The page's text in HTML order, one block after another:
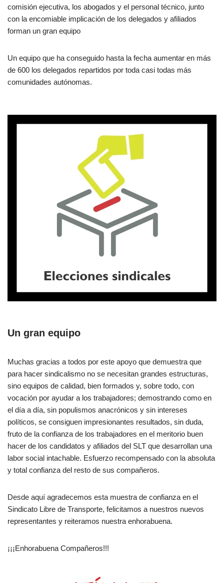
comisión ejecutiva, los abogados y el personal técnico, junto
con la encomiable implicación de los delegados y afiliados
forman un gran equipo
Un equipo que ha conseguido hasta la fecha aumentar en más
de 600 los delegados repartidos por toda casi todas más
comunidades autónomas.
Un gran equipo
Muchas gracias a todos por este apoyo que demuestra que
para hacer sindicalismo no se necesitan grandes estructuras,
sino equipos de calidad, bien formados y, sobre todo, con
vocación por ayudar a los trabajadores; demostrando como en
el día a día, sin populismos anacrónicos y sin intereses
políticos, se consiguen impresionantes resultados, sin duda,
fruto de la confianza de los trabajadores en el meritorio buen
hacer de los candidatos y afiliados del SLT que desarrollan una
labor social intachable. Esfuerzo recompensado con la absoluta
y total confianza del resto de sus compañeros.
Desde aquí agradecemos esta muestra de confianza en el
Sindicato Libre de Transporte, felicitamos a nuestros nuevos
representantes y reiteramos nuestra enhorabuena.
¡¡¡Enhorabuena Compañeros!!!